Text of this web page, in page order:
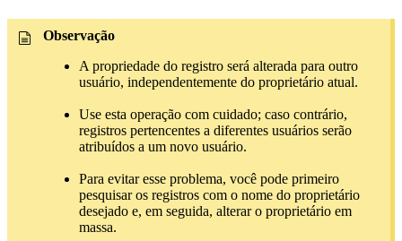
Observação
A propriedade do registro será alterada para outro
usuário, independentemente do proprietário atual.
Use esta operação com cuidado; caso contrário,
registros pertencentes a diferentes usuários serão
atribuídos a um novo usuário.
Para evitar esse problema, você pode primeiro
pesquisar os registros com o nome do proprietário
desejado e, em seguida, alterar o proprietário em
massa.